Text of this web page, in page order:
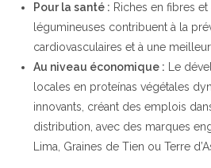
Pour la santé : Riches en fibres
légumineuses contribuent à la
cardiovasculaires et à une
Au niveau économique : Le
locales en proteínas végétales
innovants, créant des emplois
distribution, avec des marques
Lima, Graines de Tien ou Terre